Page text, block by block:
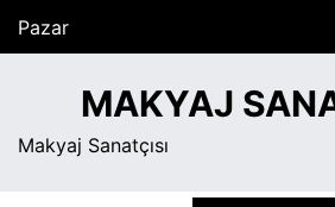
Pazar
Ağustos 9, 2026
4:25 pmMAKYAJ
Makyaj Sanatçısı